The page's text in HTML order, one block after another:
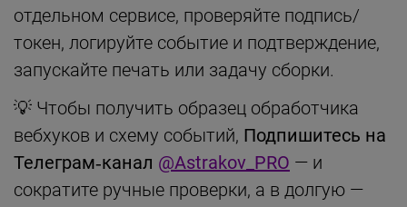
отдельном сервисе, проверяйте подпись/
токен, логируйте событие и подтверждение,
запускайте печать или задачу сборки.
💡 Чтобы получить образец обработчика
вебхуков и схему событий, Подпишитесь на
Телеграм‑канал @Astrakov_PRO — и
сократите ручные проверки, а в долгую —